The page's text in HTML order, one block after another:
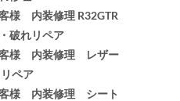
様 内装修理 R32GTR
破れリペア
客様 内装修理 レザー
ペア
客様 内装修理 シート